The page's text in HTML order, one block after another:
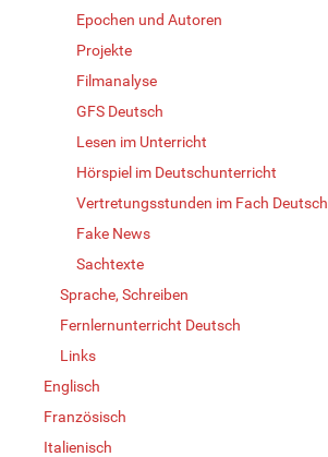
Epochen und Autoren
Projekte
Filmanalyse
GFS Deutsch
Lesen im Unterricht
Hörspiel im Deutschunterricht
Vertretungsstunden im Fach Deutsch
Fake News
Sachtexte
Sprache, Schreiben
Fernlernunterricht Deutsch
Links
Englisch
Französisch
Italienisch